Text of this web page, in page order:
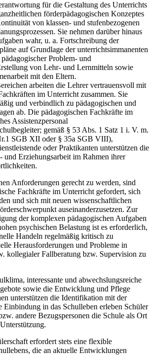
für die Gestaltung des Unterrichts
förderpädagogischen Konzeptes
von klassen- und stufenbezogenen
Sie nehmen darüber hinaus
wahr, u. a. Fortschreibung der
auf Grundlage der unterrichtsimmanenten
Problem- und
von Lehr- und Lernmitteln sowie
mit den Eltern.
arbeiten die Lehrer vertrauensvoll mit
im Unterricht zusammen. Sie
und verbindlich zu pädagogischen und
ab. Die pädagogischen Fachkräfte im
Assistenzpersonal
gemäß § 53 Abs. 1 Satz 1 i. V. m.
SGB XII oder § 35a SGB VIII),
oder Praktikanten unterstützen die
und Erziehungsarbeit im Rahmen ihrer
Anforderungen gerecht zu werden, sind
Fachkräfte im Unterricht gefordert, sich
und sich mit neuen wissenschaftlichen
auseinanderzusetzen. Zur
der komplexen pädagogischen Aufgaben
psychischen Belastung ist es erforderlich,
Handeln regelmäßig kritisch zu
Herausforderungen und Probleme in
kollegialer Fallberatung bzw. Supervision zu
interessante und abwechslungsreiche
sowie die Entwicklung und Pflege
unterstützen die Identifikation mit der
Einbindung in das Schulleben erleben Schüler
andere Bezugspersonen die Schule als Ort
erfordert stets eine flexible
die an aktuelle Entwicklungen